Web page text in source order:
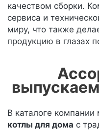
качеством сборки.
сервиса и
миру, что также
продукцию в глазах
В каталоге
котлы для дома с